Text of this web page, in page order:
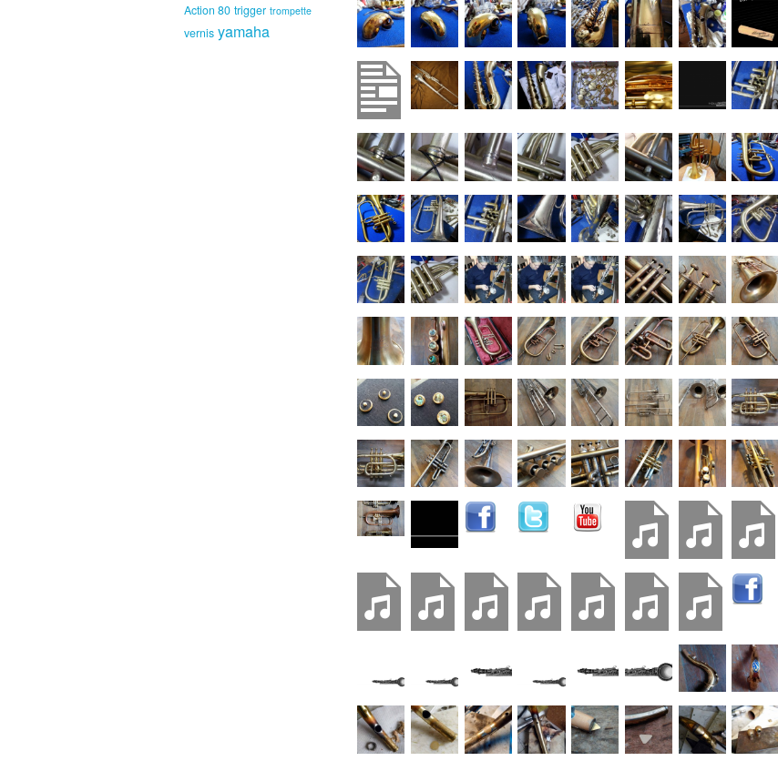
Action 80 trigger trompette
vernis yamaha